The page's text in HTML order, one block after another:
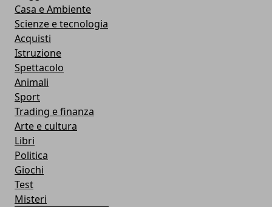
Casa e Ambiente
Scienze e tecnologia
Acquisti
Istruzione
Spettacolo
Animali
Sport
Trading e finanza
Arte e cultura
Libri
Politica
Giochi
Test
Misteri